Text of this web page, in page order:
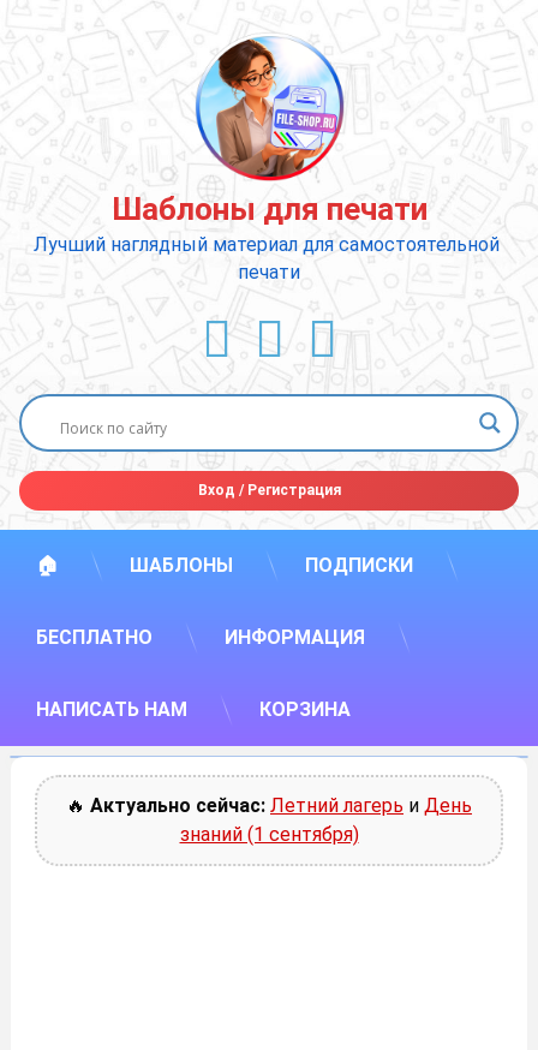
содержимому
Шаблоны для печати
Лучший наглядный материал для самостоятельной
печати
ВКонтакте
YouTube
E-mail
Вход /Регистрация
🏠 ШАБЛОНЫ ПОДПИСКИ
БЕСПЛАТНО ИНФОРМАЦИЯ
НАПИСАТЬ НАМ КОРЗИНА
🔥 Актуально сейчас: Летний лагерь и День
знаний (1 сентября)